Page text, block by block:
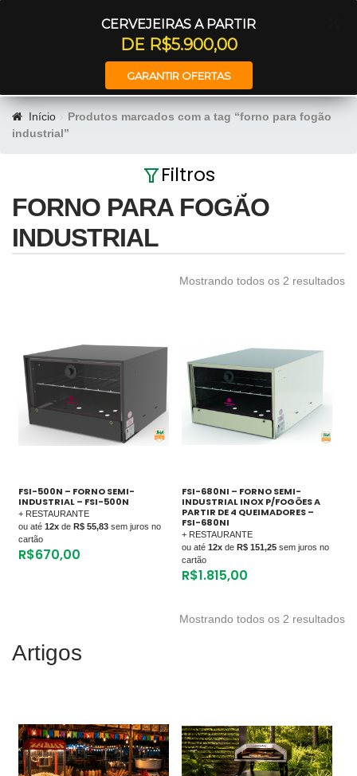
CERVEJEIRAS A PARTIR
DE R$5.900,00
GARANTIR OFERTAS
Início
Produtos marcados com a tag “forno para fogão
industrial”
Filtros
FORNO PARA FOGÃO
INDUSTRIAL
Mostrando todos os 2 resultados
FSI-500N – FORNO SEMI-
INDUSTRIAL – FSI-500N
+ RESTAURANTE
ou até 12x de R$ 55,83 sem juros no
cartão
R$670,00
FSI-680NI – FORNO SEMI-
INDUSTRIAL INOX P/FOGÕES A
PARTIR DE 4 QUEIMADORES –
FSI-680NI
+ RESTAURANTE
ou até 12xde R$ 151,25sem juros no
cartão
R$1.815,00
Mostrando todos os 2 resultados
Artigos